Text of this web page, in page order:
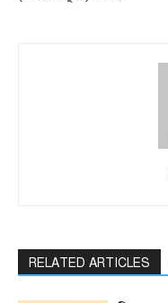
RELATED ARTICLES